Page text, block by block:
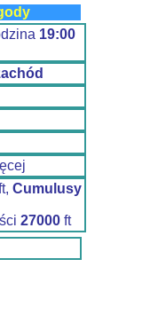
19:00
Cumulusy
27000 ft